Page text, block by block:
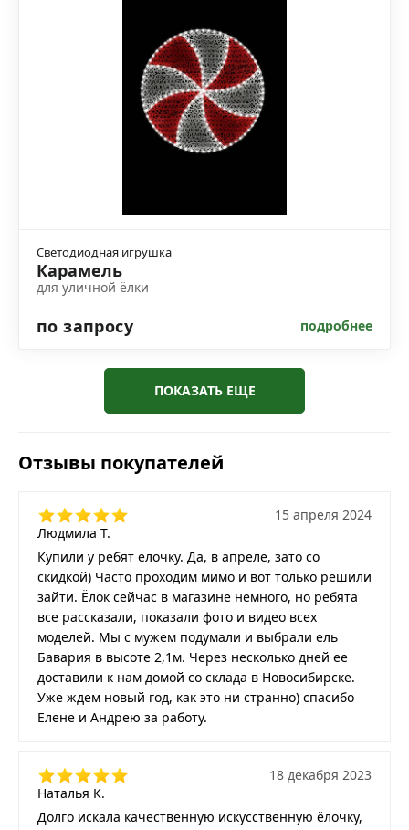
Светодиодная игрушка
Карамель
для уличной ёлки
по запросу подробнее
ПОКАЗАТЬ ЕЩЕ
Отзывы покупателей
Людмила Т.
15 апреля 2024
Купили у ребят елочку. Да, в апреле, зато со
скидкой) Часто проходим мимо и вот только решили
зайти. Ёлок сейчас в магазине немного, но ребята
все рассказали, показали фото и видео всех
моделей. Мы с мужем подумали и выбрали ель
Бавария в высоте 2,1м. Через несколько дней ее
доставили к нам домой со склада в Новосибирске.
Уже ждем новый год, как это ни странно) спасибо
Елене и Андрею за работу.
Наталья К.
18 декабря 2023
Долго искала качественную искусственную ёлочку,